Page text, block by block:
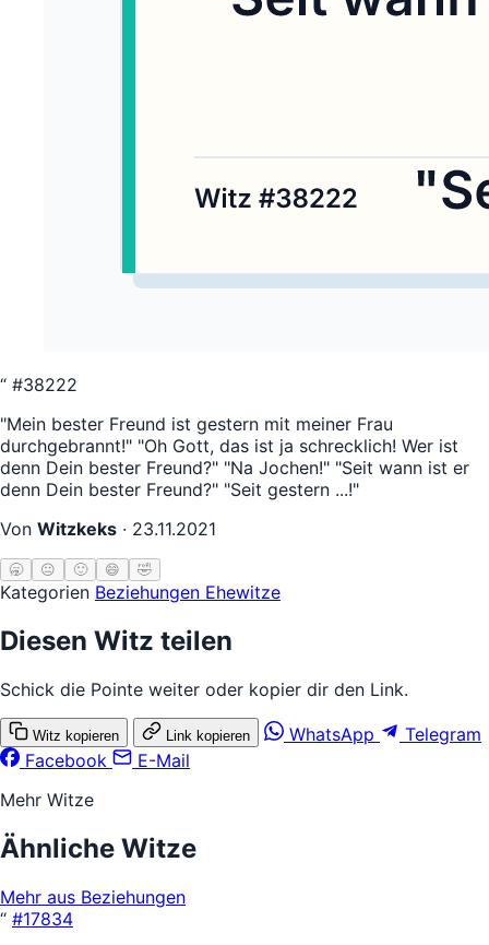
“ #38222
"Mein bester Freund ist gestern mit meiner Frau
durchgebrannt!" "Oh Gott, das ist ja schrecklich! Wer ist
denn Dein bester Freund?" "Na Jochen!" "Seit wann ist er
denn Dein bester Freund?" "Seit gestern ...!"
Von Witzkeks · 23.11.2021
🥱 😐 🙂 😄 🤣
Kategorien Beziehungen Ehewitze
Diesen Witz teilen
Schick die Pointe weiter oder kopier dir den Link.
Witz kopieren Link kopieren WhatsApp
Telegram
Facebook
E-Mail
Mehr Witze
Ähnliche Witze
Mehr aus Beziehungen
“ #17834